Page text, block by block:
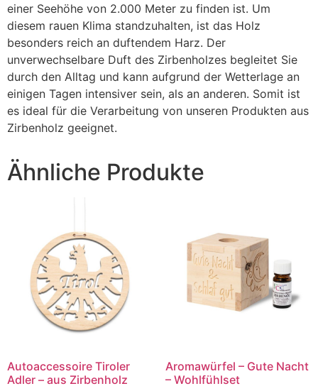
einer Seehöhe von 2.000 Meter zu finden ist. Um
diesem rauen Klima standzuhalten, ist das Holz
besonders reich an duftendem Harz. Der
unverwechselbare Duft des Zirbenholzes begleitet Sie
durch den Alltag und kann aufgrund der Wetterlage an
einigen Tagen intensiver sein, als an anderen. Somit ist
es ideal für die Verarbeitung von unseren Produkten aus
Zirbenholz geeignet.
Ähnliche Produkte
Autoaccessoire Tiroler
Adler – aus Zirbenholz
Aromawürfel – Gute Nacht
– Wohlfühlset